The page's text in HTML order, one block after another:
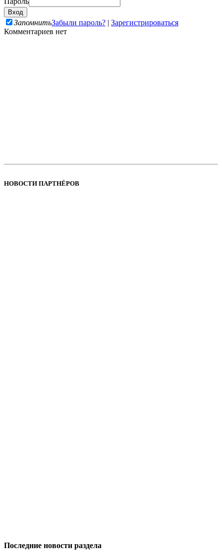
ЗапомнитьЗабыли пароль? | Зарегистрироваться
Комментариев нет
НОВОСТИ ПАРТНЁРОВ
Последние новости раздела